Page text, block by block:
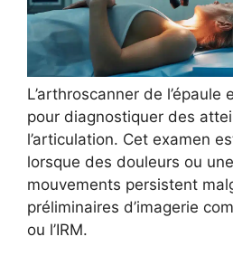
L’arthroscanner de
pour diagnostiquer des
l’articulation. Cet examen
lorsque des douleurs ou
mouvements persistent
préliminaires d’imagerie
ou l’IRM.